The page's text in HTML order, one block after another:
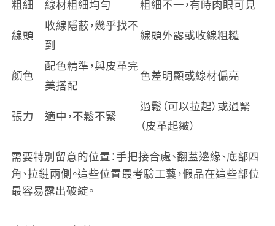
粗細
線材粗細均勻
粗細不一，有時肉眼可見
線頭
收線隱蔽，幾乎找不
到
線頭外露或收線粗糙
顏色
配色精準，與皮革完
美搭配
色差明顯或線材偏亮
張力 適中，不鬆不緊
過鬆（可以拉起）或過緊
（皮革起皺）
需要特別留意的位置：手把接合處、翻蓋邊緣、底部四
角、拉鏈兩側。這些位置最考驗工藝，假品在這些部位
最容易露出破綻。